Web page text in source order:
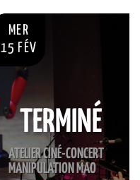
MER
15 FÉV
ATELIER CINÉ-CONCERT
MANIPULATION MAO
TERMINÉ